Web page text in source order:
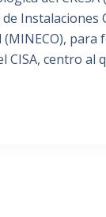
Instalaciones
para
CISA, centro al